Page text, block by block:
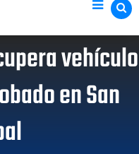
vehículo
en San